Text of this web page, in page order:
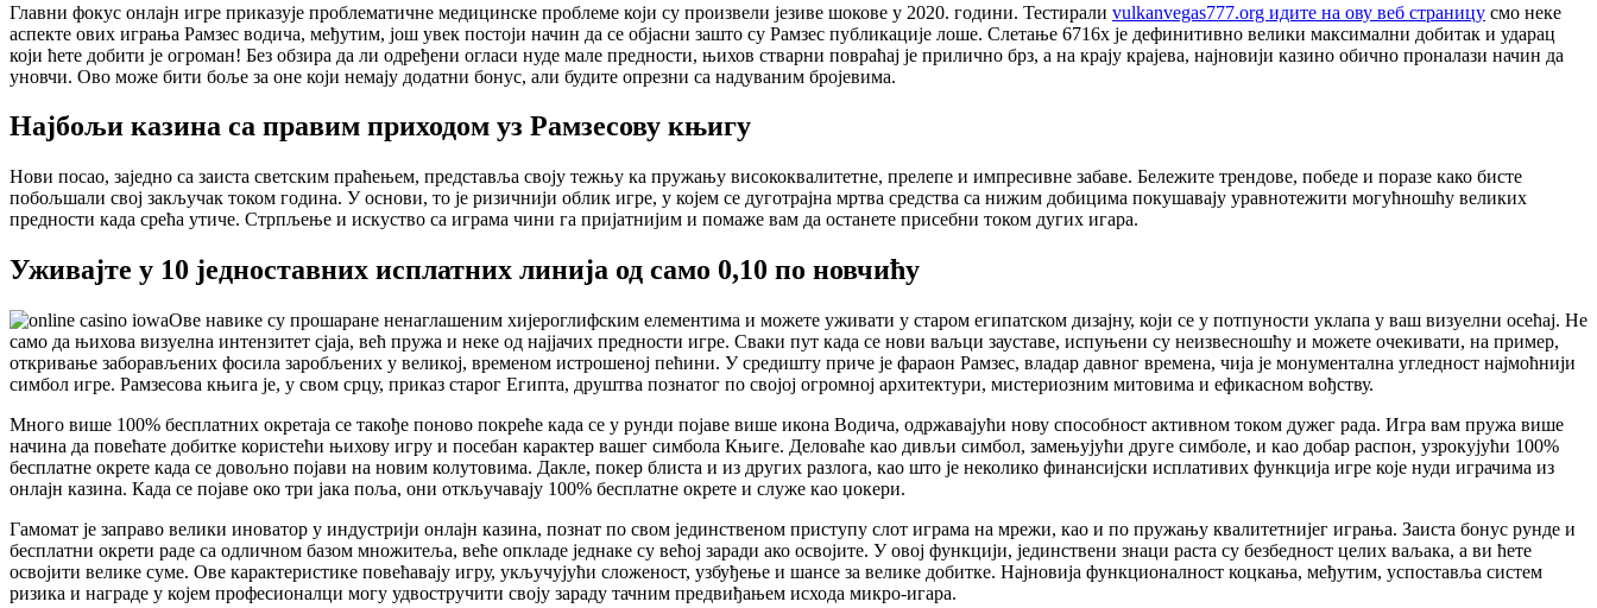
Главни фокус онлајн игре приказује проблематичне медицинске проблеме који су произвели језиве шокове у 2020. години. Тестирали vulkanvegas777.org идите на ову веб страницу смо неке
аспекте ових играња Рамзес водича, међутим, још увек постоји начин да се објасни зашто су Рамзес публикације лоше. Слетање 6716x је дефинитивно велики максимални добитак и ударац
који ћете добити је огроман! Без обзира да ли одређени огласи нуде мале предности, њихов стварни повраћај је прилично брз, а на крају крајева, најновији казино обично проналази начин да
уновчи. Ово може бити боље за оне који немају додатни бонус, али будите опрезни са надуваним бројевима.
Најбољи казина са правим приходом уз Рамзесову књигу
Нови посао, заједно са заиста светским праћењем, представља своју тежњу ка пружању висококвалитетне, прелепе и импресивне забаве. Бележите трендове, победе и поразе како бисте
побољшали свој закључак током година. У основи, то је ризичнији облик игре, у којем се дуготрајна мртва средства са нижим добицима покушавају уравнотежити могућношћу великих
предности када срећа утиче. Стрпљење и искуство са играма чини га пријатнијим и помаже вам да останете присебни током дугих игара.
Уживајте у 10 једноставних исплатних линија од само 0,10 по новчићу
Ове навике су прошаране ненаглашеним хијероглифским елементима и можете уживати у старом египатском дизајну, који се у потпуности уклапа у ваш визуелни осећај. Не
само да њихова визуелна интензитет сјаја, већ пружа и неке од најјачих предности игре. Сваки пут када се нови ваљци зауставе, испуњени су неизвесношћу и можете очекивати, на пример,
откривање заборављених фосила заробљених у великој, временом истрошеној пећини. У средишту приче је фараон Рамзес, владар давног времена, чија је монументална угледност најмоћнији
симбол игре. Рамзесова књига је, у свом срцу, приказ старог Египта, друштва познатог по својој огромној архитектури, мистериозним митовима и ефикасном вођству.
Много више 100% бесплатних окретаја се такође поново покреће када се у рунди појаве више икона Водича, одржавајући нову способност активном током дужег рада. Игра вам пружа више
начина да повећате добитке користећи њихову игру и посебан карактер вашег симбола Књиге. Деловаће као дивљи симбол, замењујући друге симболе, и као добар распон, узрокујући 100%
бесплатне окрете када се довољно појави на новим колутовима. Дакле, покер блиста и из других разлога, као што је неколико финансијски исплативих функција игре које нуди играчима из
онлајн казина. Када се појаве око три јака поља, они откључавају 100% бесплатне окрете и служе као џокери.
Гамомат је заправо велики иноватор у индустрији онлајн казина, познат по свом јединственом приступу слот играма на мрежи, као и по пружању квалитетнијег играња. Заиста бонус рунде и
бесплатни окрети раде са одличном базом множитеља, веће опкладе једнаке су већој заради ако освојите. У овој функцији, јединствени знаци раста су безбедност целих ваљака, а ви ћете
освојити велике суме. Ове карактеристике повећавају игру, укључујући сложеност, узбуђење и шансе за велике добитке. Најновија функционалност коцкања, међутим, успоставља систем
ризика и награде у којем професионалци могу удвостручити своју зараду тачним предвиђањем исхода микро-игара.